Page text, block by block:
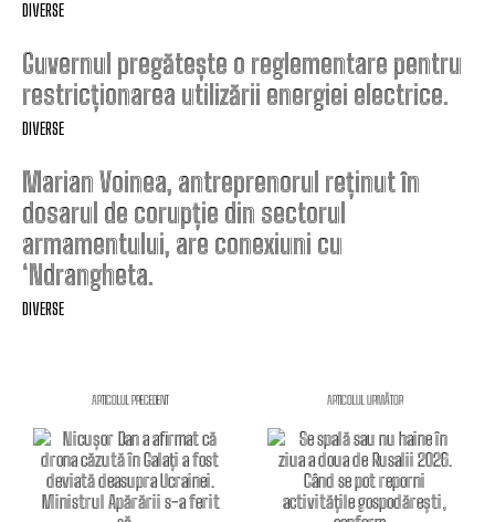
DIVERSE
Guvernul pregătește o reglementare pentru
restricționarea utilizării energiei electrice.
DIVERSE
Marian Voinea, antreprenorul reținut în
dosarul de corupție din sectorul
armamentului, are conexiuni cu
‘Ndrangheta.
DIVERSE
ARTICOLUL PRECEDENT ARTICOLUL URMĂTOR